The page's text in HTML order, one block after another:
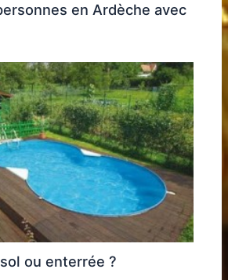
en Ardèche avec
ou enterrée ?